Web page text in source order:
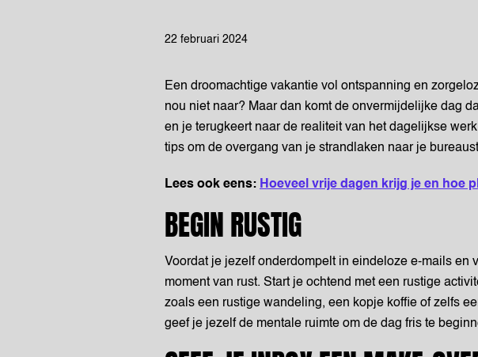
22 februari 2024
Een droomachtige vakantie vol ontspanning en
nou niet naar? Maar dan komt de onvermijdelijke dag
en je terugkeert naar de realiteit van het dagelijkse
tips om de overgang van je strandlaken naar je
Lees ook eens: Hoeveel vrije dagen krijg je en hoe
BEGIN RUSTIG
Voordat je jezelf onderdompelt in eindeloze e-mails en
moment van rust. Start je ochtend met een rustige
zoals een rustige wandeling, een kopje koffie of zelfs
geef je jezelf de mentale ruimte om de dag fris te